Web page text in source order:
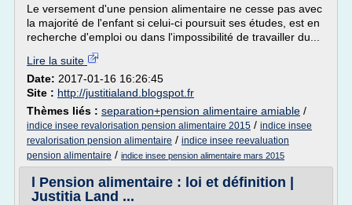
Le versement d'une pension alimentaire ne cesse pas avec
la majorité de l'enfant si celui-ci poursuit ses études, est en
recherche d'emploi ou dans l'impossibilité de travailler du...
Lire la suite
Date: 2017-01-16 16:26:45
Site : http://justitialand.blogspot.fr
Thèmes liés : separation+pension alimentaire amiable /
indice insee revalorisation pension alimentaire 2015 / indice insee
revalorisation pension alimentaire / indice insee reevaluation
pension alimentaire / indice insee pension alimentaire mars 2015
l Pension alimentaire : loi et définition |
Justitia Land ...